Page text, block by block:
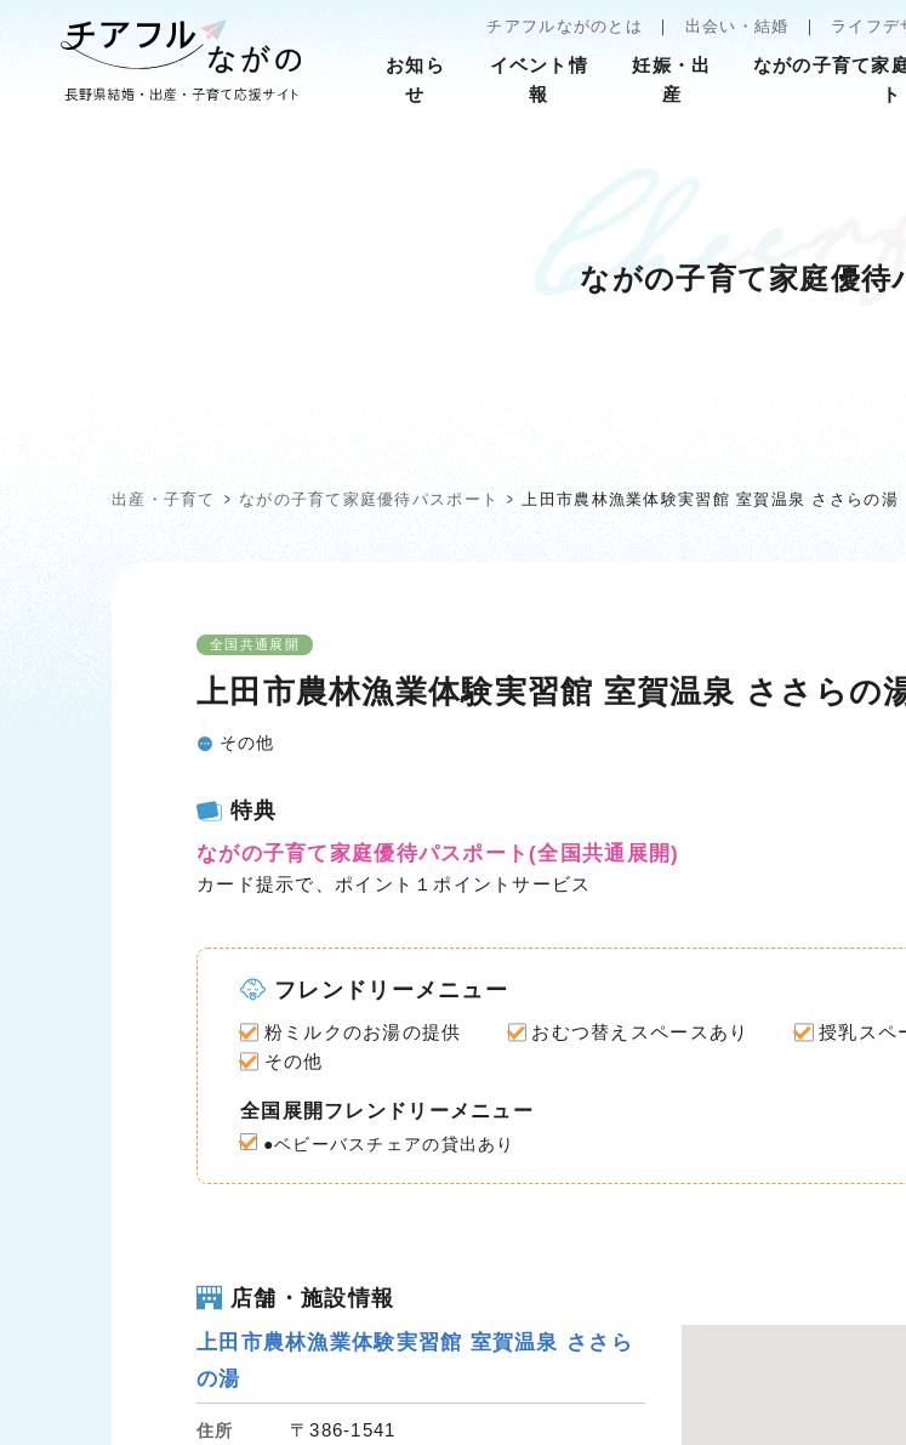
チアフルながのとは 出会い・結婚 ライフデ
お知ら
せ
イベント情
報
妊娠・出
産
ながの子育て家
ト
ながの子育て家庭優待
出産・子育て ながの子育て家庭優待パスポート 上田市農林漁業体験実習館 室賀温泉 ささらの湯
全国共通展開
上田市農林漁業体験実習館 室賀温泉 ささらの
その他
特典
ながの子育て家庭優待パスポート (全国共通展開)
カード提示で、ポイント１ポイントサービス
フレンドリーメニュー
粉ミルクのお湯の提供 おむつ替えスペースあり
授乳スペ
その他
全国展開フレンドリーメニュー
●ベビーバスチェアの貸出あり
店舗・施設情報
上田市農林漁業体験実習館 室賀温泉 ささら
の湯
住所
〒386-1541